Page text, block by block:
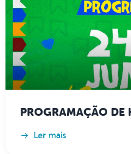
PROGRAMAÇÃO DE
Ler mais